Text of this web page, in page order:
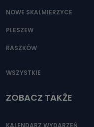
NOWE SKALMIERZYCE
PLESZEW
RASZKÓW
WSZYSTKIE
ZOBACZ TAKŻE
KALENDARZ WYDARZEŃ